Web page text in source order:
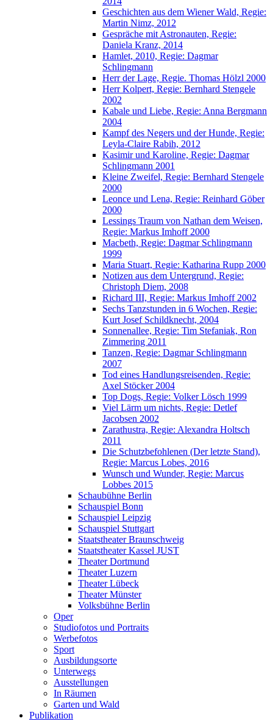
Geschichten aus dem Wiener Wald, Regie:
Martin Nimz, 2012
Gespräche mit Astronauten, Regie:
Daniela Kranz, 2014
Hamlet, 2010, Regie: Dagmar
Schlingmann
Herr der Lage, Regie. Thomas Hölzl 2000
Herr Kolpert, Regie: Bernhard Stengele
2002
Kabale und Liebe, Regie: Anna Bergmann
2004
Kampf des Negers und der Hunde, Regie:
Leyla-Claire Rabih, 2012
Kasimir und Karoline, Regie: Dagmar
Schlingmann 2001
Kleine Zweifel, Regie: Bernhard Stengele
2000
Leonce und Lena, Regie: Reinhard Göber
2000
Lessings Traum von Nathan dem Weisen,
Regie: Markus Imhoff 2000
Macbeth, Regie: Dagmar Schlingmann
1999
Maria Stuart, Regie: Katharina Rupp 2000
Notizen aus dem Untergrund, Regie:
Christoph Diem, 2008
Richard III, Regie: Markus Imhoff 2002
Sechs Tanzstunden in 6 Wochen, Regie:
Kurt Josef Schildknecht, 2004
Sonnenallee, Regie: Tim Stefaniak, Ron
Zimmering 2011
Tanzen, Regie: Dagmar Schlingmann
2007
Tod eines Handlungsreisenden, Regie:
Axel Stöcker 2004
Top Dogs, Regie: Volker Lösch 1999
Viel Lärm um nichts, Regie: Detlef
Jacobsen 2002
Zarathustra, Regie: Alexandra Holtsch
2011
Die Schutzbefohlenen (Der letzte Stand),
Regie: Marcus Lobes, 2016
Wunsch und Wunder, Regie: Marcus
Lobbes 2015
Schaubühne Berlin
Schauspiel Bonn
Schauspiel Leipzig
Schauspiel Stuttgart
Staatstheater Braunschweig
Staatstheater Kassel JUST
Theater Dortmund
Theater Luzern
Theater Lübeck
Theater Münster
Volksbühne Berlin
Oper
Studiofotos und Portraits
Werbefotos
Sport
Ausbildungsorte
Unterwegs
Ausstellungen
In Räumen
Garten und Wald
Publikation